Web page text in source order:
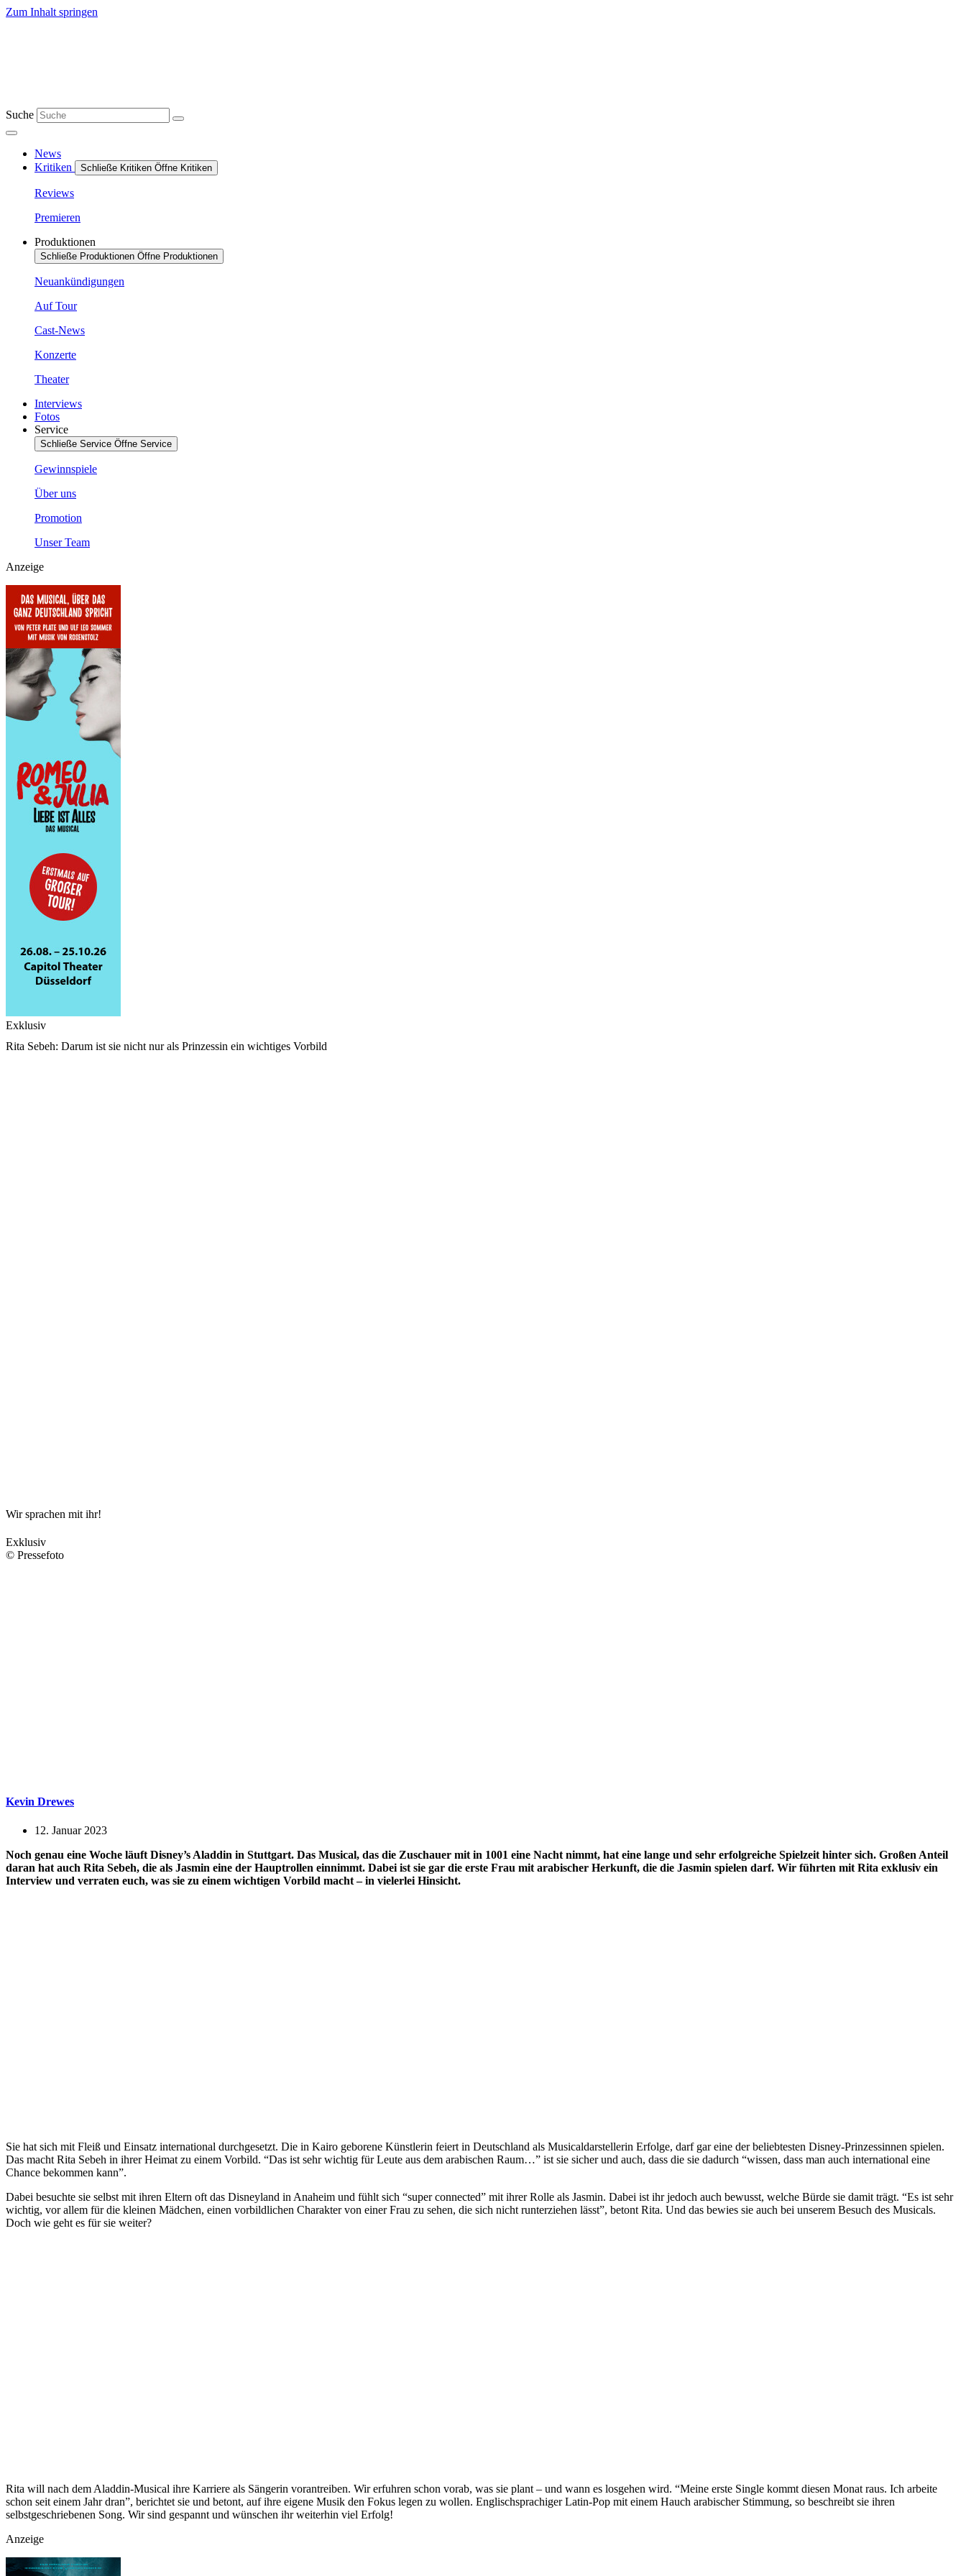
Zum Inhalt springen
Suche
News
Kritiken
Schließe Kritiken Öffne Kritiken
Reviews
Premieren
Produktionen
Schließe Produktionen Öffne Produktionen
Neuankündigungen
Auf Tour
Cast-News
Konzerte
Theater
Interviews
Fotos
Service
Schließe Service Öffne Service
Gewinnspiele
Über uns
Promotion
Unser Team
Anzeige
Exklusiv
Rita Sebeh: Darum ist sie nicht nur als Prinzessin ein wichtiges Vorbild
Wir sprachen mit ihr!
Exklusiv
© Pressefoto
Kevin Drewes
12. Januar 2023
Noch genau eine Woche läuft Disney’s Aladdin in Stuttgart. Das Musical, das die Zuschauer mit in 1001 eine Nacht nimmt, hat eine lange und sehr erfolgreiche Spielzeit hinter sich. Großen Anteil
daran hat auch Rita Sebeh, die als Jasmin eine der Hauptrollen einnimmt. Dabei ist sie gar die erste Frau mit arabischer Herkunft, die die Jasmin spielen darf. Wir führten mit Rita exklusiv ein
Interview und verraten euch, was sie zu einem wichtigen Vorbild macht – in vielerlei Hinsicht.
Sie hat sich mit Fleiß und Einsatz international durchgesetzt. Die in Kairo geborene Künstlerin feiert in Deutschland als Musicaldarstellerin Erfolge, darf gar eine der beliebtesten Disney-Prinzessinnen spielen.
Das macht Rita Sebeh in ihrer Heimat zu einem Vorbild. “Das ist sehr wichtig für Leute aus dem arabischen Raum…” ist sie sicher und auch, dass die sie dadurch “wissen, dass man auch international eine
Chance bekommen kann”.
Dabei besuchte sie selbst mit ihren Eltern oft das Disneyland in Anaheim und fühlt sich “super connected” mit ihrer Rolle als Jasmin. Dabei ist ihr jedoch auch bewusst, welche Bürde sie damit trägt. “Es ist sehr
wichtig, vor allem für die kleinen Mädchen, einen vorbildlichen Charakter von einer Frau zu sehen, die sich nicht runterziehen lässt”, betont Rita. Und das bewies sie auch bei unserem Besuch des Musicals.
Doch wie geht es für sie weiter?
Rita will nach dem Aladdin-Musical ihre Karriere als Sängerin vorantreiben. Wir erfuhren schon vorab, was sie plant – und wann es losgehen wird. “Meine erste Single kommt diesen Monat raus. Ich arbeite
schon seit einem Jahr dran”, berichtet sie und betont, auf ihre eigene Musik den Fokus legen zu wollen. Englischsprachiger Latin-Pop mit einem Hauch arabischer Stimmung, so beschreibt sie ihren
selbstgeschriebenen Song. Wir sind gespannt und wünschen ihr weiterhin viel Erfolg!
Anzeige